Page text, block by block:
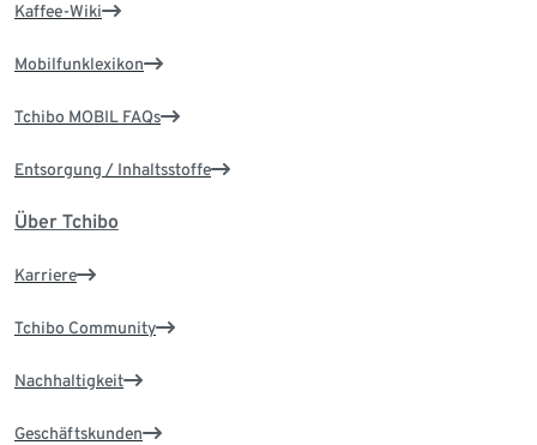
Kaffee-Wiki
Mobilfunklexikon
Tchibo MOBIL FAQs
Entsorgung / Inhaltsstoffe
Über Tchibo
Karriere
Tchibo Community
Nachhaltigkeit
Geschäftskunden